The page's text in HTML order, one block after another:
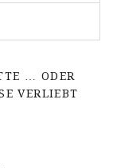
… ODER
VERLIEBT